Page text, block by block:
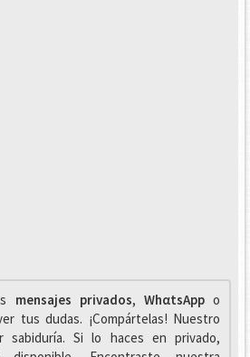
mensajes privados, WhαtsAppo
tus dudas. ¡Compártelas! Nuestro
sabiduría. Si lo haces en privado,